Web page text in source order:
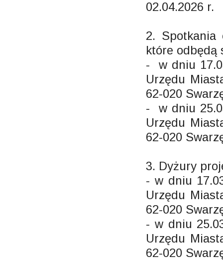
02.04.2026 r.
2. Spotkania
które odbędą
- w dniu
Urzędu
62-020
- w dniu
Urzędu
62-020
3. Dyżury
- w dniu
Urzędu
62-020
- w dniu
Urzędu
62-020